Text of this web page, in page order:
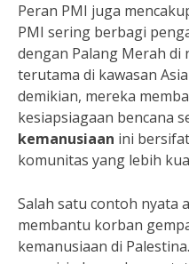
Peran PMI juga
PMI sering berbagi
dengan Palang Merah di
terutama di kawasan
demikian, mereka
kesiapsiagaan bencana
kemanusiaan ini
komunitas yang lebih
Salah satu contoh nyata
membantu korban
kemanusiaan di